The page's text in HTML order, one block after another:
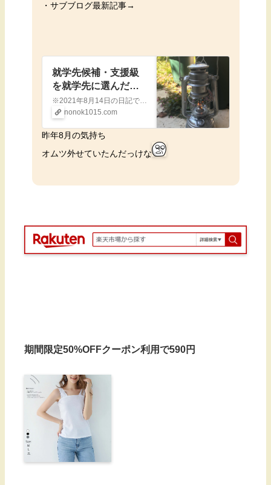
・サブブログ最新記事→
就学先候補・支援級
を就学先に選んだ理
由【支援学校か支援
学級か】
※2021年8月14日の日記です年長夏の段階の就学先候補現在（2021.8月娘が年長の夏）就学先候補は３つ学区内の特別支援学校学区内の小学校の支援級学区外の小学校の支援級です。就学相談で相談員のかたが娘との面談や療育園の様子を見て出した結論
nonok1015.com
昨年8月の気持ち
オムツ外せていたんだっけな
期間限定50%OFFクーポン利用で590円